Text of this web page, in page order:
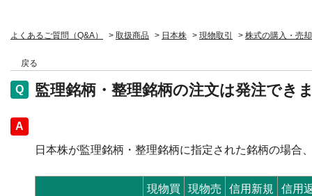
よくあるご質問（Q&A） > 取扱商品 > 日本株 > 現物取引 > 株式の購入・売却
戻る
監理銘柄・整理銘柄の注文は発注でき
回答
日本株が監理銘柄・整理銘柄に指定された銘柄の場合
現物買 現物売 信用新規 信用